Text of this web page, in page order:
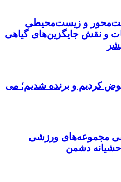
و زیست‌محیطی
و نقش جایگزین‌های گیاهی
کردیم و برنده شدیم؛ می
مجموعه‌های ورزشی
دشمن